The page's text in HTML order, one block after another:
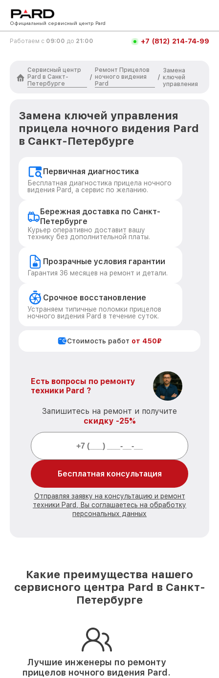
Официальный сервисный центр Pard
Работаем с 09:00 до 21:00 +7 (812) 214-74-99
Сервисный центр
Pard в Санкт-
Петербурге
/
Ремонт Прицелов
ночного видения
Pard
/
Замена
ключей
управления
Замена ключей управления
прицела ночного видения Pard
в Санкт-Петербурге
Первичная диагностика
Бесплатная диагностика прицела ночного
видения Pard, а сервис по желанию.
Бережная доставка по Санкт-
Петербурге
Курьер оперативно доставит вашу
технику без дополнительной платы.
Прозрачные условия гарантии
Гарантия 36 месяцев на ремонт и детали.
Срочное восстановление
Устраняем типичные поломки прицелов
ночного видения Pard в течение суток.
Стоимость работ от 450₽
Есть вопросы по ремонту
техники Pard ?
Запишитесь на ремонт и получите
скидку -25%
Бесплатная консультация
Отправляя заявку на консультацию и ремонт
техники Pard, Вы соглашаетесь на обработку
персональных данных
Какие преимущества нашего
сервисного центра Pard в Санкт-
Петербурге
Лучшие инженеры по ремонту
прицелов ночного видения Pard.